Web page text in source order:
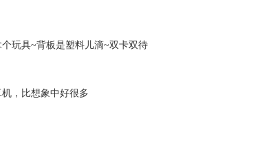
玩具~背板是塑料儿滴~双卡双待
，比想象中好很多